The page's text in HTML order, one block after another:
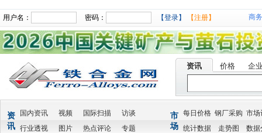
用户名： 密码： 【登录】 【注册】 商
资讯 价格 企
资
讯
国内资讯 视频 国际扫描
访谈
行业透视
图片 热点评论 专题
市
场
每日价格 钢厂采购 市场
统计数据
走势图 数据